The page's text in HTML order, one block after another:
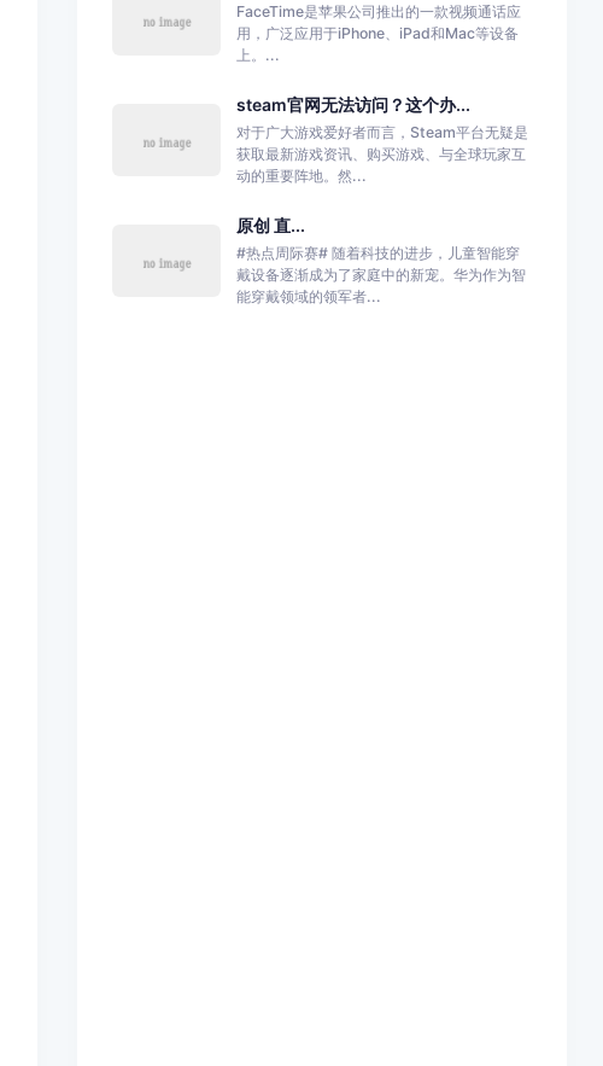
FaceTime是苹果公司推出的一款视频通话应
用，广泛应用于iPhone、iPad和Mac等设备
上。...
steam官网无法访问？这个办...
对于广大游戏爱好者而言，Steam平台无疑是
获取最新游戏资讯、购买游戏、与全球玩家互
动的重要阵地。然...
原创 直...
#热点周际赛# 随着科技的进步，儿童智能穿
戴设备逐渐成为了家庭中的新宠。华为作为智
能穿戴领域的领军者...